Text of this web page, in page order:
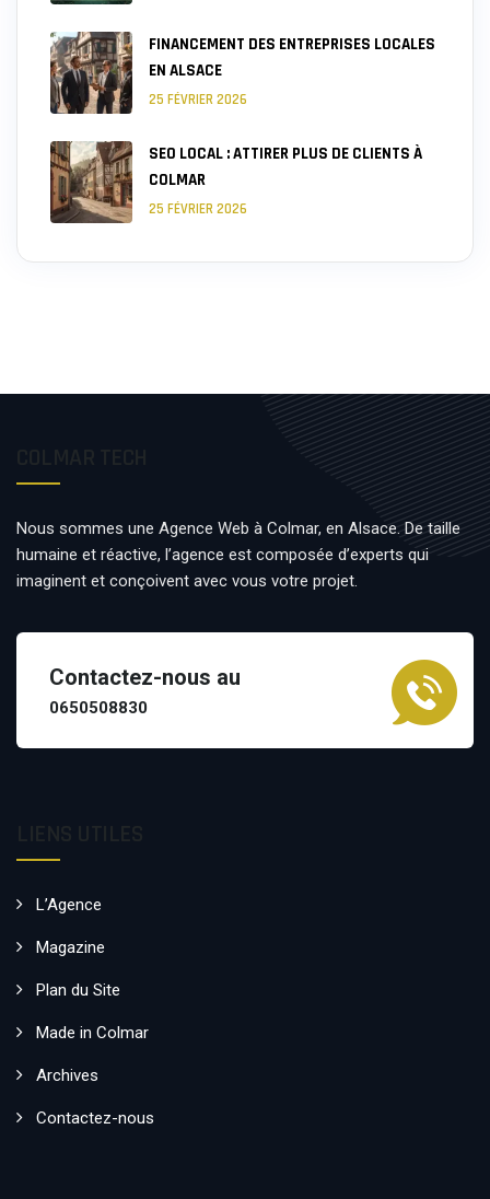
FINANCEMENT DES ENTREPRISES LOCALES
EN ALSACE
25 FÉVRIER 2026
SEO LOCAL : ATTIRER PLUS DE CLIENTS À
COLMAR
25 FÉVRIER 2026
Nous sommes une Agence Web à Colmar, en Alsace. De taille
humaine et réactive, l’agence est composée d’experts qui
imaginent et conçoivent avec vous votre projet.
Contactez-nous au
0650508830
L’Agence
Magazine
Plan du Site
Made in Colmar
Archives
Contactez-nous